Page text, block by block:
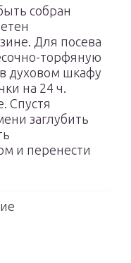
собран
Для посева
торфяную
духовом шкафу
на 24 ч.
Спустя
заглубить
и перенести